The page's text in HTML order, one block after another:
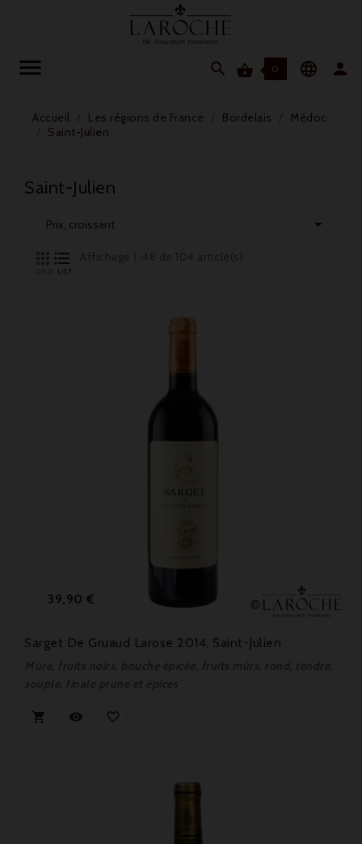
  0  
Accueil Les régions de France Bordelais
Médoc
Saint-Julien
Saint-Julien
Prix, croissant


LIST
Prix
39,90 €
Sarget De Gruaud Larose 2014, Saint-Julien
  